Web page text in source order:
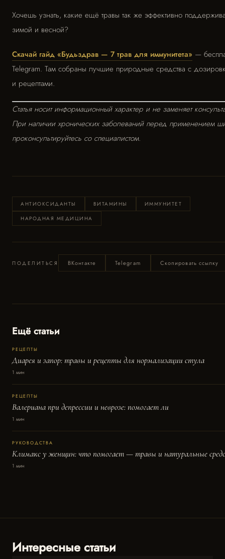
Хочешь узнать, какие ещё травы так же эффективно
зимой и весной?
Скачай гайд «Будьздрав — 7 трав для иммунитета» —
Telegram. Там собраны лучшие природные средства с
и рецептами.
Статья носит информационный характер и не заменяет
При наличии хронических заболеваний перед применением
проконсультируйтесь со специалистом.
АНТИОКСИДАНТЫ ВИТАМИНЫ
ИММУНИТЕТ
НАРОДНАЯ МЕДИЦИНА
ПОДЕЛИТЬСЯ ВКонтакте Telegram Скопировать ссылку
Ещё статьи
РЕЦЕПТЫ
Диарея и запор: травы и рецепты для нормализации стула
1 мин
РЕЦЕПТЫ
Валериана при депрессии и неврозе: помогает ли
1 мин
РУКОВОДСТВА
Климакс у женщин: что помогает — травы и натуральные
1 мин
Интересные статьи